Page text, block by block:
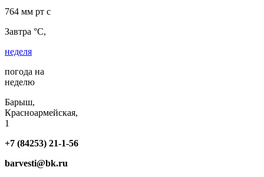
764 мм рт с
Завтра °C,
неделя
погода на
неделю
Барыш,
Красноармейская,
1
+7 (84253) 21-1-56
barvesti@bk.ru